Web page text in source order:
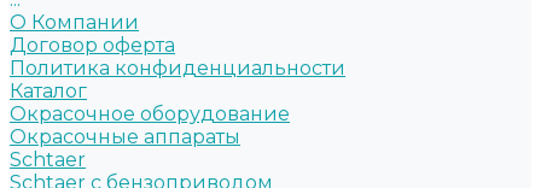
О Компании
Договор оферта
Политика конфиденциальности
Каталог
Окрасочное оборудование
Окрасочные аппараты
Schtaer
Schtaer с бензоприводом